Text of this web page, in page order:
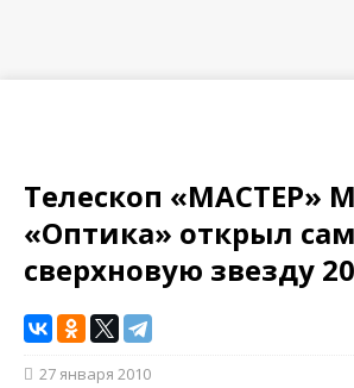
Телескоп «МАСТЕР»
«Оптика» открыл
сверхновую звезду
27 января 2010